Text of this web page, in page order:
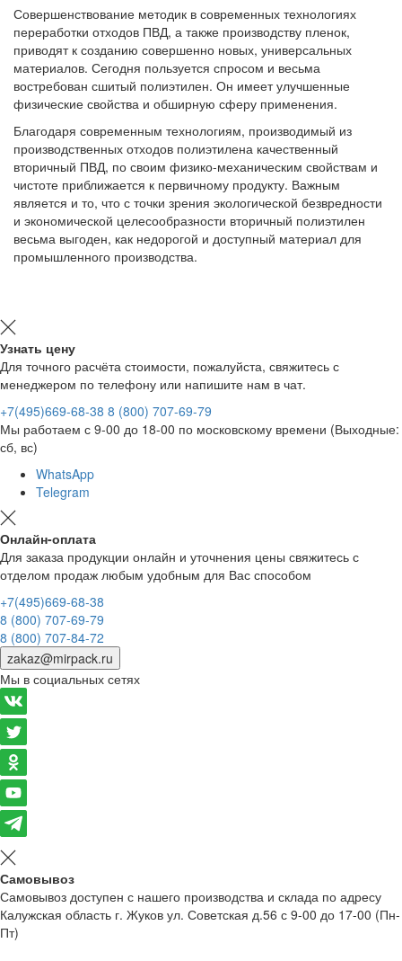
Совершенствование методик в современных технологиях
переработки отходов ПВД, а также производству пленок,
приводят к созданию совершенно новых, универсальных
материалов. Сегодня пользуется спросом и весьма
востребован сшитый полиэтилен. Он имеет улучшенные
физические свойства и обширную сферу применения.
Благодаря современным технологиям, производимый из
производственных отходов полиэтилена качественный
вторичный ПВД, по своим физико-механическим свойствам и
чистоте приближается к первичному продукту. Важным
является и то, что с точки зрения экологической безвредности
и экономической целесообразности вторичный полиэтилен
весьма выгоден, как недорогой и доступный материал для
промышленного производства.
Узнать цену
Для точного расчёта стоимости, пожалуйста, свяжитесь с
менеджером по телефону или напишите нам в чат.
+7(495)669-68-38 8 (800) 707-69-79
Мы работаем с 9-00 до 18-00 по московскому времени (Выходные:
сб, вс)
WhatsApp
Telegram
Онлайн-оплата
Для заказа продукции онлайн и уточнения цены свяжитесь с
отделом продаж любым удобным для Вас способом
+7(495)669-68-38
8 (800) 707-69-79
8 (800) 707-84-72
zakaz@mirpack.ru
Мы в социальных сетях
Самовывоз
Самовывоз доступен с нашего производства и склада по адресу
Калужская область г. Жуков ул. Советская д.56 с 9-00 до 17-00 (Пн-
Пт)